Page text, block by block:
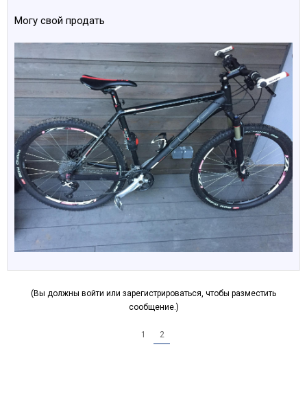
Могу свой продать
(Вы должны войти или зарегистрироваться, чтобы разместить
сообщение.)
1 2